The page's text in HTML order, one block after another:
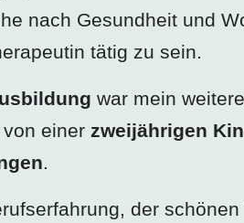
nach Gesundheit und
tätig zu sein.
war mein
einer zweijährigen
.
der